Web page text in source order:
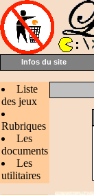
Infos du site
Liste
des jeux
Rubriques
Les
documents
Les
utilitaires